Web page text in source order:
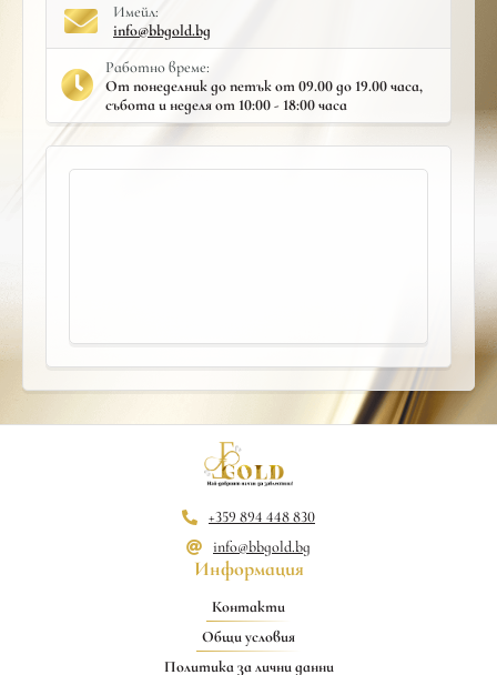
Имейл:
info@bbgold.bg
Работно време:
От понеделник до петък от 09.00 до 19.00 часа,
събота и неделя от 10:00 - 18:00 часа
+359 894 448 830
info@bbgold.bg
Информация
Контакти
Общи условия
Политика за лични данни